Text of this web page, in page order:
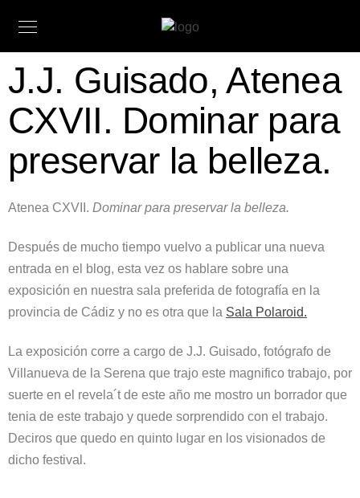
J.J. Guisado, Atenea
CXVII. Dominar para
preservar la belleza.
Atenea CXVII. Dominar para preservar la belleza.
Después de mucho tiempo vuelvo a publicar una nueva
entrada en el blog, esta vez os hablare sobre una
exposición en nuestra sala preferida de fotografía en la
provincia de Cádiz y no es otra que la Sala Polaroid.
La exposición corre a cargo de J.J. Guisado, fotógrafo de
Villanueva de la Serena que trajo este magnifico trabajo, por
suerte en el revela´t de este año me mostro un borrador que
tenia de este trabajo y quede sorprendido con el trabajo.
Deciros que quedo en quinto lugar en los visionados de
dicho festival.